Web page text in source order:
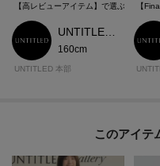
【高レビューアイテム】で選ぶ、着心
160cm
UNTITLED 本部
【
このアイテ